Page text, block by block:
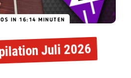
IN 16:14 MINUTEN
Juli 2026